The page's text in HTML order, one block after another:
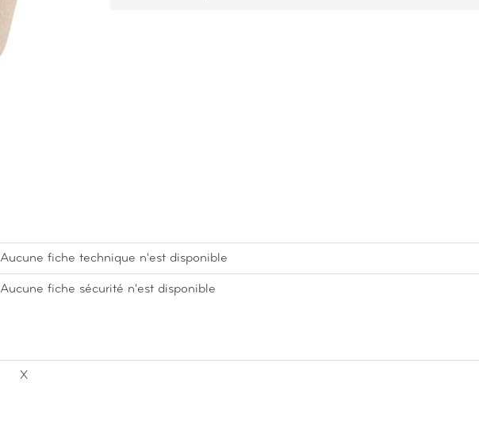
Aucune fiche technique n'est disponible
Aucune fiche sécurité n'est disponible
X